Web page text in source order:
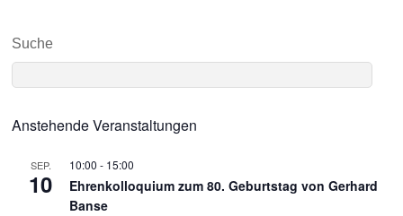
Suche
Anstehende Veranstaltungen
SEP.
10
10:00 - 15:00
Ehrenkolloquium zum 80. Geburtstag von Gerhard
Banse